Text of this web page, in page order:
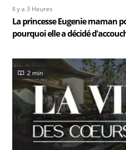
Il y a 3 Heures
La princesse Eugenie maman
pourquoi elle a décidé
2 min